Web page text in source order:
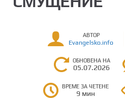
АВТОР
Evangelsko.info
ОБНОВЕНА НА
05.07.2026
ВРЕМЕ ЗА ЧЕТЕНЕ
9 мин